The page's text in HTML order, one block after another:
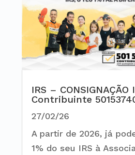
IRS – CONSIGNAÇÃO
Contribuinte
27/02/26
A partir de 2026, já
1% do seu IRS à